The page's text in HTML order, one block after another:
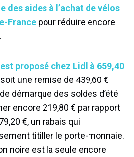
des aides à l’achat de vélos
France pour réduire encore
proposé chez Lidl à 659,40
soit une remise de 439,60 €
démarque des soldes d’été
encore 219,80 € par rapport
€, un rabais qui
titiller le porte-monnaie.
noire est la seule encore